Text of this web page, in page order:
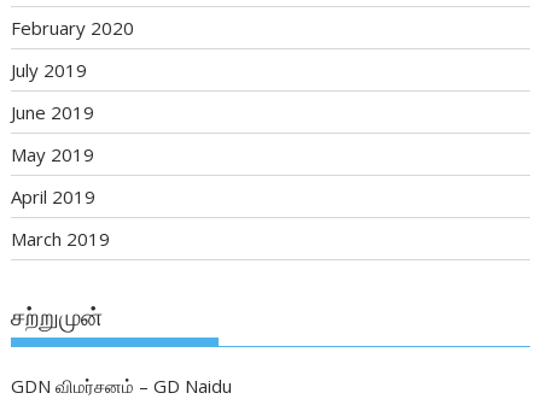
February 2020
July 2019
June 2019
May 2019
April 2019
March 2019
சற்றுமுன்
GDN விமர்சனம் – GD Naidu